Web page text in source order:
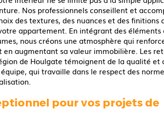
Nos professionnels conseillent et
des textures, des nuances et des
appartement. En intégrant des éléments
nous créons une atmosphère qui
augmentant sa valeur immobilière. Les
de Houlgate témoignent de la qualité et
qui travaille dans le respect des
pour vos projets de